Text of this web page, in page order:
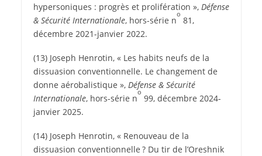
hypersoniques : progrès et prolifération », Défense
& Sécurité Internationale, hors-série n
o
81,
décembre 2021-janvier 2022.
(13) Joseph Henrotin, « Les habits neufs de la
dissuasion conventionnelle. Le changement de
donne aérobalistique », Défense & Sécurité
Internationale, hors-série n
o
99, décembre 2024-
janvier 2025.
(14) Joseph Henrotin, « Renouveau de la
dissuasion conventionnelle ? Du tir de l’Oreshnik